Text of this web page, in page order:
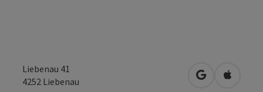
Liebenau 41
4252 Liebenau Openen in